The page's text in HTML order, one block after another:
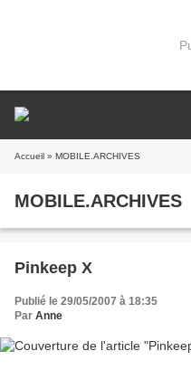
Accueil » MOBILE.ARCHIVES
MOBILE.ARCHIVES
Pinkeep X
Publié le 29/05/2007 à 18:35
Par Anne